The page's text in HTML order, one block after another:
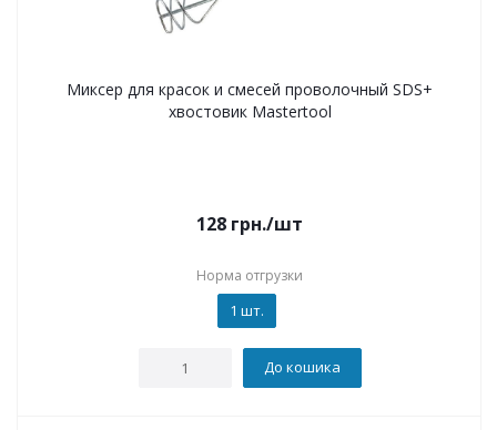
Миксер для красок и смесей проволочный SDS+
хвостовик Mastertool
128 грн./шт
Норма отгрузки
1 шт.
До кошика